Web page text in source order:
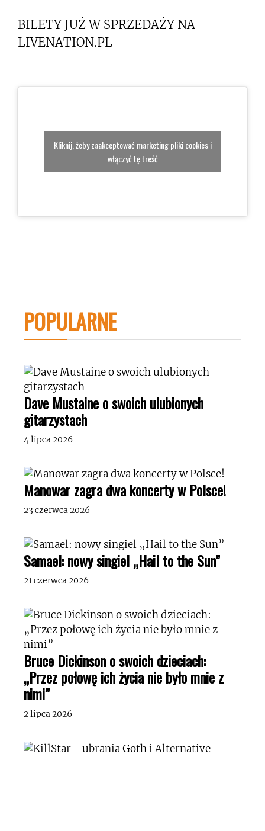
BILETY JUŻ W SPRZEDAŻY NA
LIVENATION.PL
Kliknij, żeby zaakceptować marketing pliki cookies i
włączyć tę treść
POPULARNE
Dave Mustaine o swoich ulubionych
gitarzystach
4 lipca 2026
Manowar zagra dwa koncerty w Polsce!
23 czerwca 2026
Samael: nowy singiel „Hail to the Sun”
21 czerwca 2026
Bruce Dickinson o swoich dzieciach:
„Przez połowę ich życia nie było mnie z
nimi”
2 lipca 2026